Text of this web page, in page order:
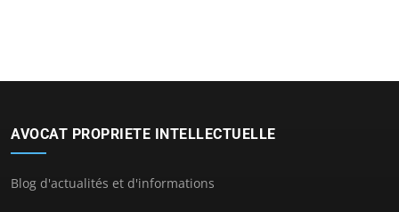
AVOCAT PROPRIETE INTELLECTUELLE
Blog d'actualités et d'informations